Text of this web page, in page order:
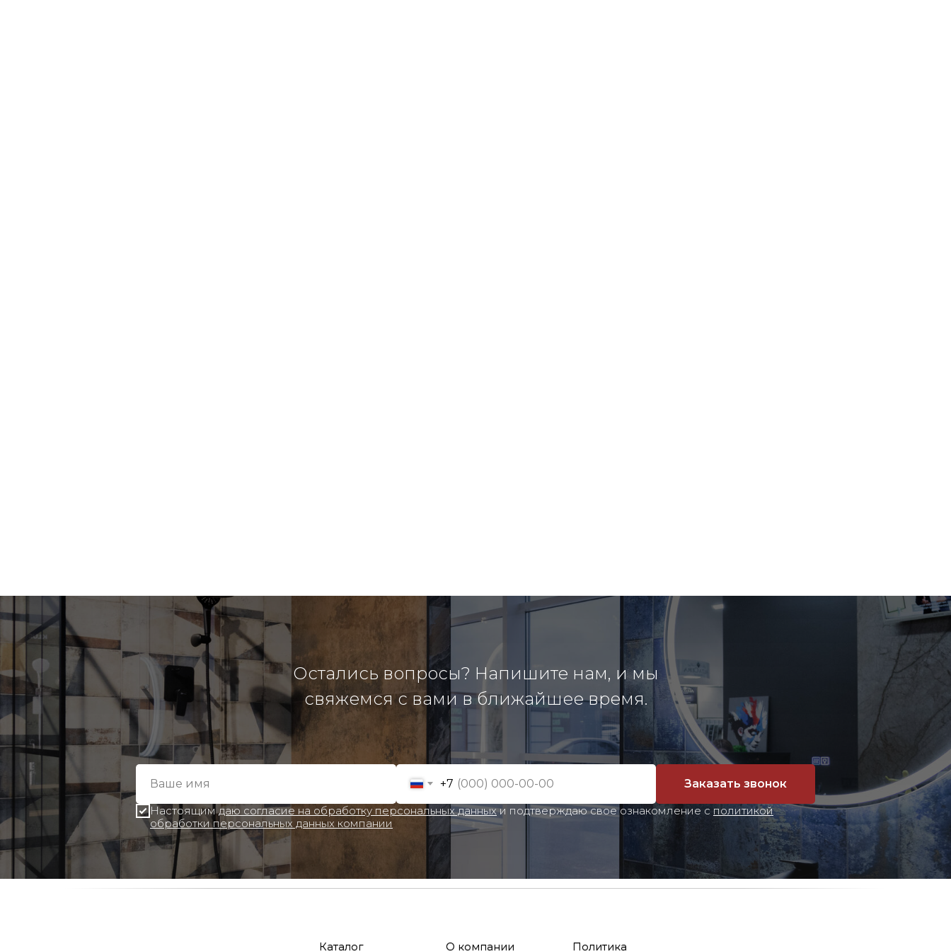
Остались вопросы? Напишите нам, и мы
свяжемся с вами в ближайшее время.
+7
Настоящимдаю согласие на обработку персональных данныхи подтверждаю свое ознакомление с политикой
обработки персональных данных компании
Заказать звонок
Каталог О компании Политика